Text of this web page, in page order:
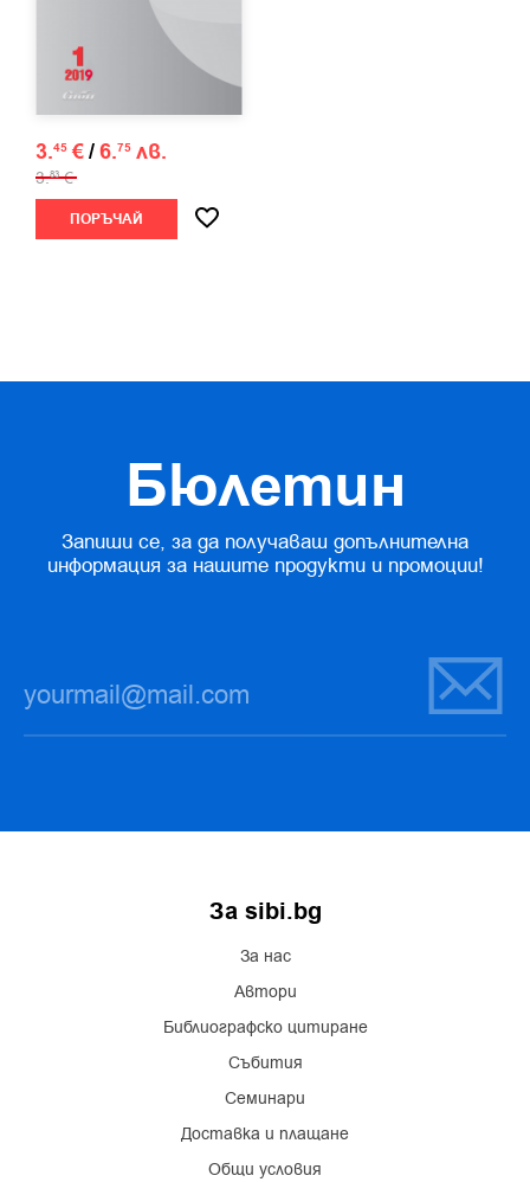
3.45 €/6.75 лв.
3.83 €
ПОРЪЧАЙ
Бюлетин
Запиши се, за да получаваш допълнителна
информация за нашите продукти и промоции!
За sibi.bg
За нас
Автори
Библиографско цитиране
Събития
Семинари
Доставка и плащане
Общи условия